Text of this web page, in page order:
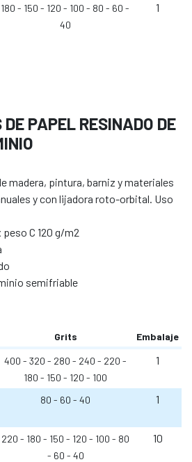
180 150 120 100 80
60
40
1
PAPEL RESINADO DE
madera, pintura, barniz y materiales
y con lijadora roto-orbital. Uso
C 120 g/m2
semifriable
Grits Embalaje
400 320 280 240
220
180
150 120 100
1
80 60 40 1
220 180 150 120 100
80
60
40
10